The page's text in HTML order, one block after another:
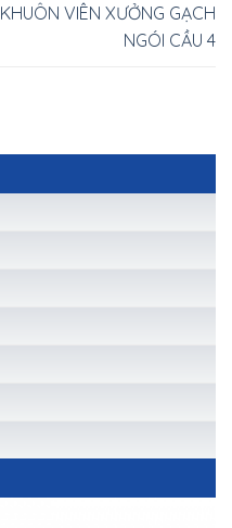
KHUÔN VIÊN XƯỞNG GẠCH
NGÓI CẦU 4